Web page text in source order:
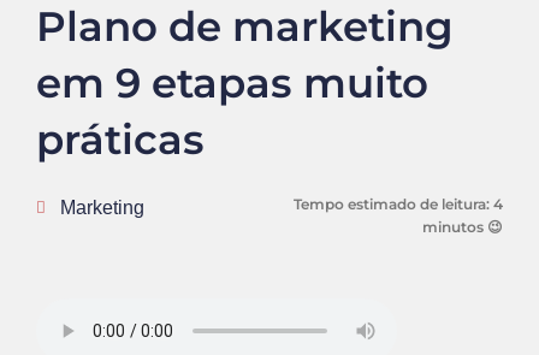
Plano de marketing
em 9 etapas muito
práticas
Marketing Tempo estimado de leitura: 4
minutos 😉